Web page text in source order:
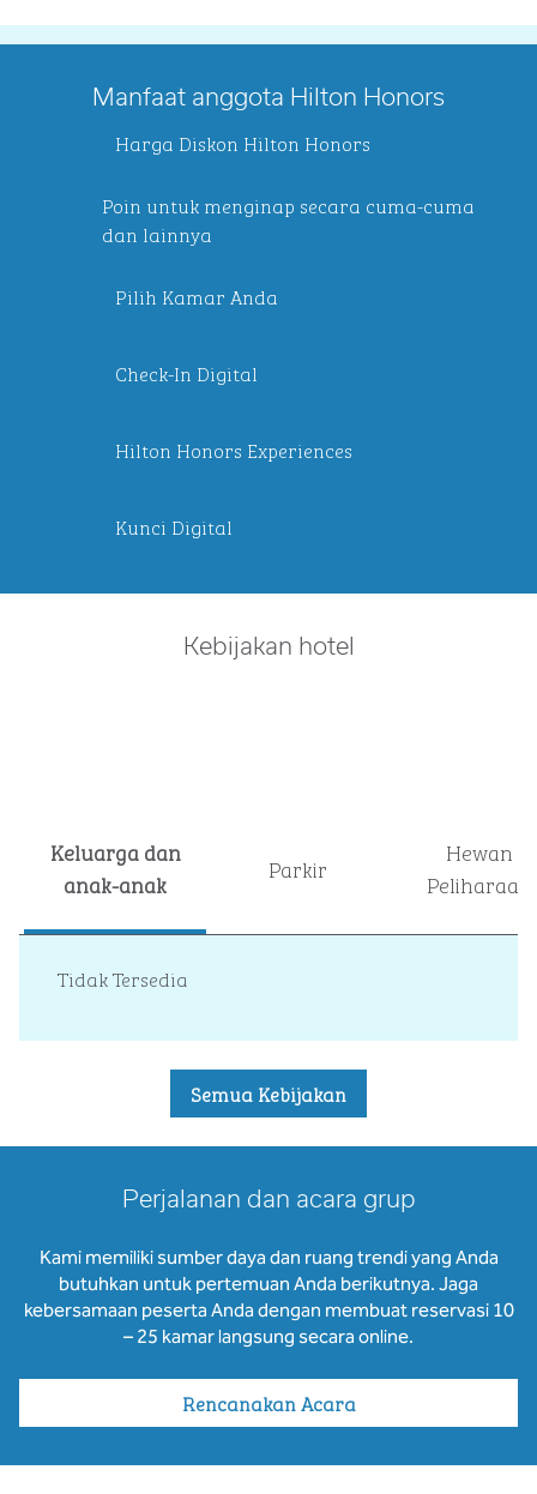
Manfaat anggota Hilton Honors
Harga Diskon Hilton Honors
Poin untuk menginap secara cuma-cuma
dan lainnya
Pilih Kamar Anda
Check-In Digital
Hilton Honors Experiences
Kunci Digital
Kebijakan hotel
Keluarga dan
anak-anak
Parkir
Hewan
Peliharaan
Tidak Tersedia
Semua Kebijakan
Perjalanan dan acara grup
Kami memiliki sumber daya dan ruang trendi yang Anda
butuhkan untuk pertemuan Anda berikutnya. Jaga
kebersamaan peserta Anda dengan membuat reservasi 10
– 25 kamar langsung secara online.
Rencanakan Acara